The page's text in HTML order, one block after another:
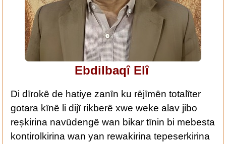
Ebdilbaqȋ Elȋ
Di dȋrokȇ de hatiye zanȋn ku rȇjȋmȇn totalȋter
gotara kȋnȇ li dijȋ rikberȇ xwe weke alav jibo
reșkirina navȗdengȇ wan bikar tȋnin bi mebesta
kontirolkirina wan yan rewakirina tepeserkirina